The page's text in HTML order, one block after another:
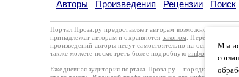
Мы
Авторы Произведения Рецензии Поиск
Портал Проза.ру предоставляет авторам возможность
принадлежат авторам и охраняются законом . Перепечатка
произведений авторы несут самостоятельно на основании
также можете посмотреть более подробную информацию о
Ежедневная аудитория портала Проза.ру – порядка 100